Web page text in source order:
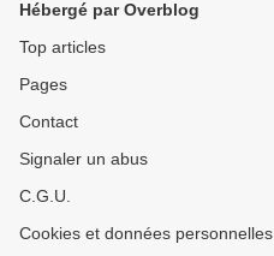
Hébergé par Overblog
Top articles
Pages
Contact
Signaler un abus
C.G.U.
Cookies et données personnelles